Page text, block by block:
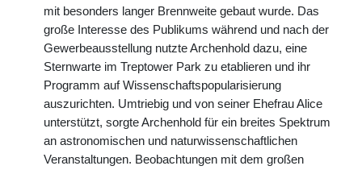
mit besonders langer Brennweite gebaut wurde. Das
große Interesse des Publikums während und nach der
Gewerbeausstellung nutzte Archenhold dazu, eine
Sternwarte im Treptower Park zu etablieren und ihr
Programm auf Wissenschaftspopularisierung
auszurichten. Umtriebig und von seiner Ehefrau Alice
unterstützt, sorgte Archenhold für ein breites Spektrum
an astronomischen und naturwissenschaftlichen
Veranstaltungen. Beobachtungen mit dem großen